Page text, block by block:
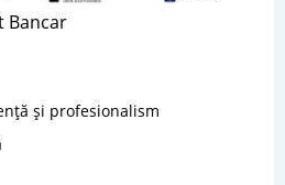
Bancar
și profesionalism